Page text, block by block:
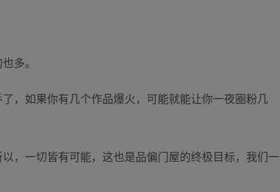
多。
，如果你有几个作品爆火，可能就能让你一夜圈粉几
，一切皆有可能，这也是品偏门屋的终极目标，我们一